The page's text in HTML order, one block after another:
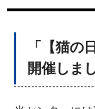
「【猫の
開催しま